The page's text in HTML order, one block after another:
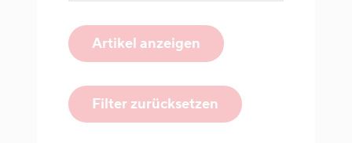
Artikel anzeigen
Filter zurücksetzen